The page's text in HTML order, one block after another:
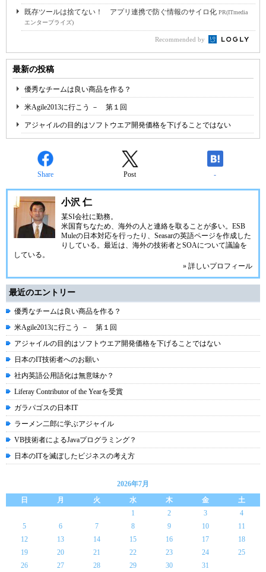
既存ツールは捨てない！ アプリ連携で防ぐ情報のサイロ化 PR(ITmedia
エンタープライズ)
Recommended by
最新の投稿
優秀なチームは良い商品を作る？
米Agile2013に行こう － 第１回
アジャイルの目的はソフトウエア開発価格を下げることではない
Share Post -
小沢 仁
某SI会社に勤務。
米国育ちなため、海外の人と連絡を取ることが多い。 ESB
Muleの日本対応を行ったり、Seasarの英語ページを作成した
りしている。最近は、海外の技術者とSOAについて議論を
している。
» 詳しいプロフィール
最近のエントリー
優秀なチームは良い商品を作る？
米Agile2013に行こう － 第１回
アジャイルの目的はソフトウエア開発価格を下げることではない
日本のIT技術者へのお願い
社内英語公用語化は無意味か？
Liferay Contributor of the Yearを受賞
ガラパゴスの日本IT
ラーメン二郎に学ぶアジャイル
VB技術者によるJavaプログラミング？
日本のITを滅ぼしたビジネスの考え方
2026年7月
日
月 火 水 木 金
土
1
2 3
4
5
6 7 8 9 10
11
12
13 14 15 16 17
18
19
20 21 22 23 24
25
26
27 28 29 30 31